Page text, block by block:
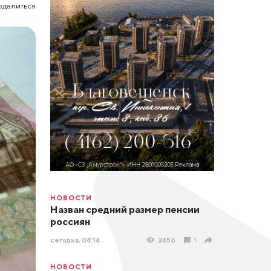
НОВОСТИ
Назван средний размер пенсии
россиян
сегодня, 08:14 2456 1
НОВОСТИ